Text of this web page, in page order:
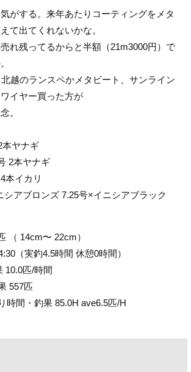
がする。来年あたりコーティングをメタ
て出てくれないかな。
れ残ってるからと半額（21m3000円）で
越のランスペかメタビート、サンライン
イヤー買った方が
。
本ヤナギ
2本ヤナギ
本イカリ
シアブロンズ 7.25号×イニシアブラック
（ 14cm〜 22cm）
（実釣4.5時間 休憩0時間）
10.0匹/時間
557匹
時間・釣果 85.0H ave6.5匹/H